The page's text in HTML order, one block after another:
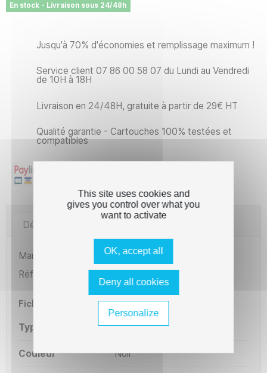
En stock - Livraison sous 24/48h
Jusqu'à 70% d'économies et remplissage maximum !
Service client 07 86 00 58 07 du Lundi au Vendredi
de 10H à 18H
Livraison en 24/48H, gratuite à partir de 29€ HT
Qualité garantie - Cartouches 100% testées et
compatibles
Détails du produit
Marque
The Premium Solution
Référence
Fiche technique
Type Compatible
Couleur Noir
This site uses cookies and
gives you control over what you
want to activate
OK, accept all
Deny all cookies
Personalize